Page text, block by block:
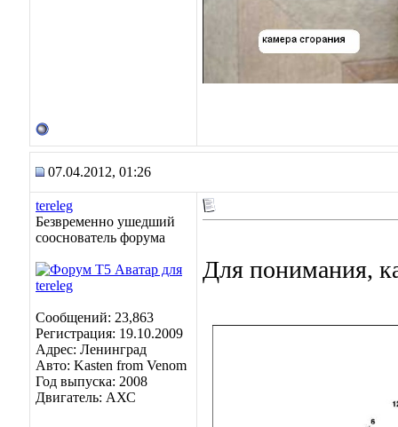
07.04.2012, 01:26
tereleg
Безвременно ушедший
сооснователь форума
Сообщений: 23,863
Регистрация: 19.10.2009
Адрес: Ленинград
Авто: Kasten from Venom
Год выпуска: 2008
Двигатель: АХС
Для понимания,